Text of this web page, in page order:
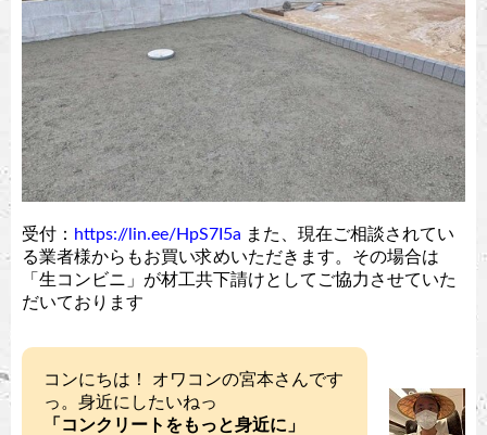
受付： https://lin.ee/HpS7I5a また、現在ご相談されてい
る業者様からもお買い求めいただきます。その場合は
「生コンビニ」が材工共下請けとしてご協力させていた
だいております
コンにちは！ オワコンの宮本さんです
っ。身近にしたいねっ
「コンクリートをもっと身近に」